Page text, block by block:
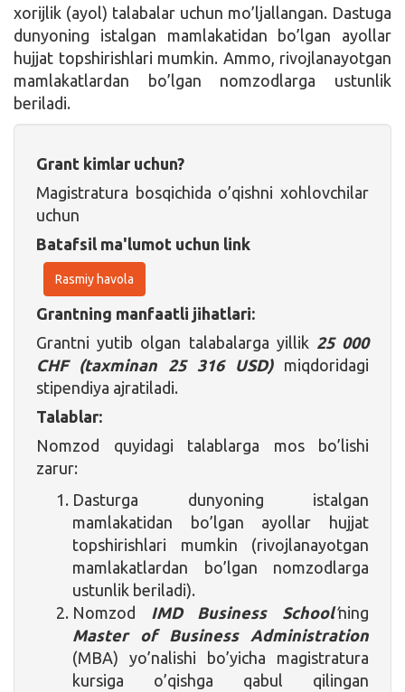
xorijlik (ayol) talabalar uchun mo’ljallangan. Dastuga
dunyoning istalgan mamlakatidan bo’lgan ayollar
hujjat topshirishlari mumkin. Ammo, rivojlanayotgan
mamlakatlardan bo’lgan nomzodlarga ustunlik
beriladi.
Grant kimlar uchun?
Magistratura bosqichida o’qishni xohlovchilar
uchun
Batafsil ma'lumot uchun link
Rasmiy havola
Grantning manfaatli jihatlari:
Grantni yutib olgan talabalarga yillik 25 000
CHF (taxminan 25 316 USD)
miqdoridagi
stipendiya ajratiladi.
Talablar:
Nomzod quyidagi talablarga mos bo’lishi
zarur:
Dasturga dunyoning istalgan
mamlakatidan bo’lgan ayollar hujjat
topshirishlari mumkin (rivojlanayotgan
mamlakatlardan bo’lgan nomzodlarga
ustunlik beriladi).
Nomzod
IMD Business School’ning
Master of Business Administration
(MBA) yo’nalishi bo’yicha magistratura
kursiga o’qishga qabul qilingan